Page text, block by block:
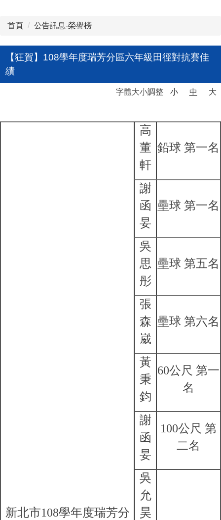
首頁 公告訊息-榮譽榜
【狂賀】108學年度瑞芳分區六年級田徑對抗賽佳
績
字體大小調整 小 中 大
新北市108學年度瑞芳分
高
董
軒
鉛球 第一名
謝
函
妟
壘球 第一名
吳
思
彤
壘球 第五名
張
森
崴
壘球 第六名
黃
秉
鈞
60公尺 第一
名
謝
函
妟
100公尺 第
二名
吳
允
昊